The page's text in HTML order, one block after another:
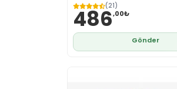
(21)
486,00₺
Gönder